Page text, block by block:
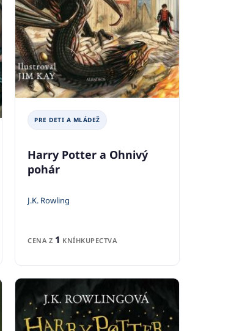
PRE DETI A MLÁDEŽ
Harry Potter a Ohnivý
pohár
J.K. Rowling
CENA Z 1 KNÍHKUPECTVA